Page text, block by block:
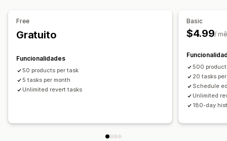
Free
Gratuito
Funcionalidades
50 products per task
5 tasks per month
Unlimited revert tasks
Basic
$4.99/
500
20 tasks
Schedule
Unlimited
180-day